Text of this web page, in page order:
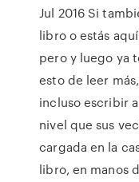
Jul 2016 Si
libro o estás
pero y luego ya
esto de leer
incluso escribir
nivel que sus
cargada en la
libro, en manos